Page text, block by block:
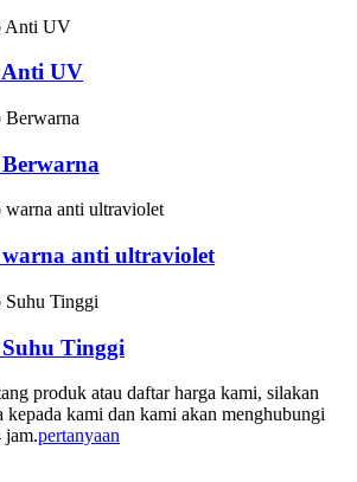
Anti UV
warna anti ultraviolet
Tinggi
produk atau daftar harga kami, silakan
kami dan kami akan menghubungi
jam.pertanyaan